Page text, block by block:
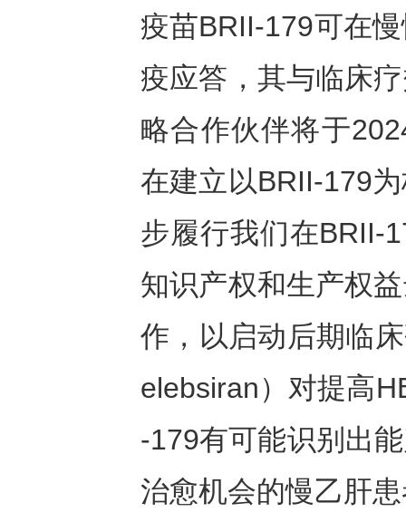
疫苗BRII-179可在
疫应答，其与临床
略合作伙伴将于
在建立以BRII-179
步履行我们在BRII-
知识产权和生产权
作，以启动后期临
elebsiran）对提高
-179有可能识别出
治愈机会的慢乙肝